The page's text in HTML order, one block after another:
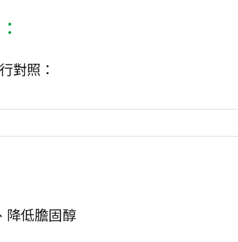
對照：
降低膽固醇